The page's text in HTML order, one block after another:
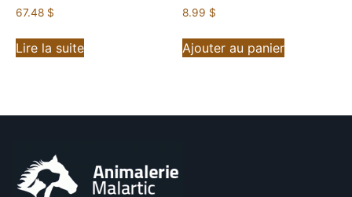
67.48 $
Lire la suite
8.99 $
Ajouter au panier